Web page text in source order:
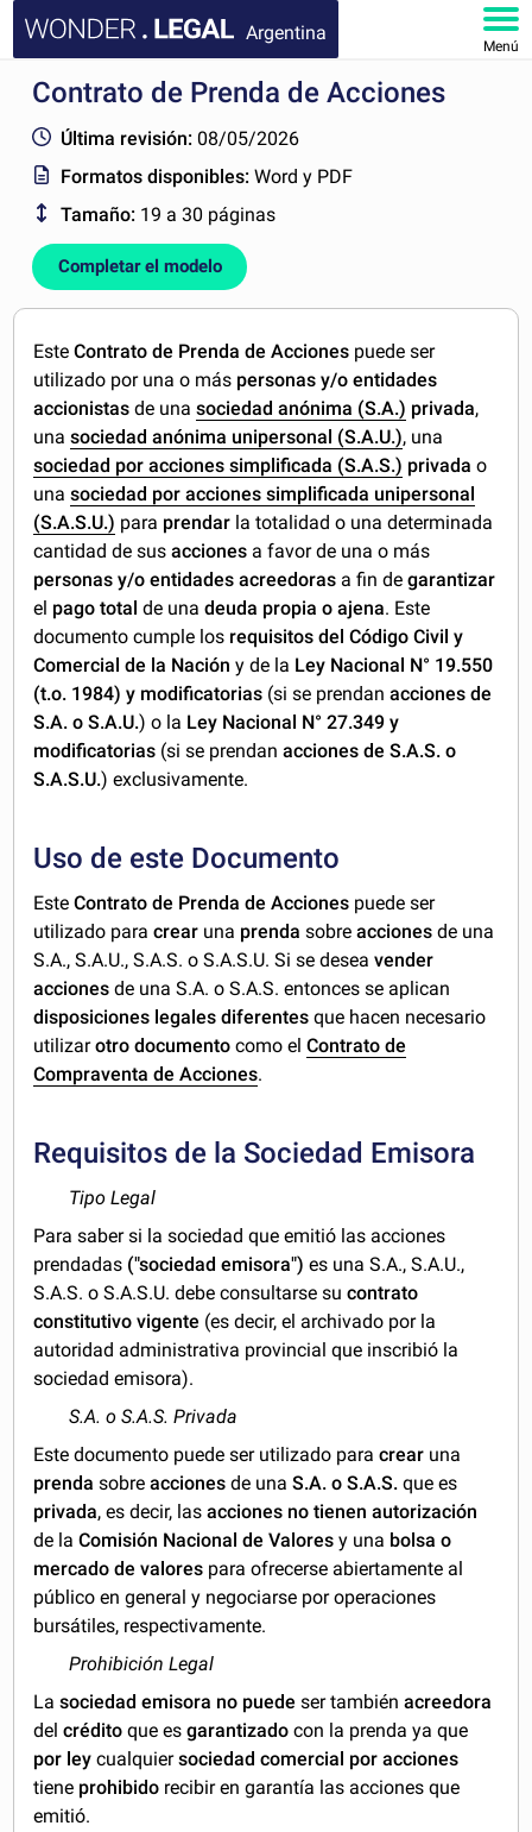
Argentina
Menú
INICIO
DOCUMENTOS
FAQ
MI CUENTA
Contrato de Prenda de Acciones
Última revisión: 08/05/2026
Formatos disponibles:Word y PDF
Tamaño: 19 a 30 páginas
Completar el modelo
Este Contrato de Prenda de Acciones puede ser
utilizado por una o más personas y/o entidades
accionistas de unasociedad anónima (S.A.) privada,
unasociedad anónima unipersonal (S.A.U.), una
sociedad por acciones simplificada (S.A.S.) privada o
unasociedad por acciones simplificada unipersonal
(S.A.S.U.) para prendar la totalidad o una determinada
cantidad de susacciones a favor de una o más
personas y/o entidades acreedoras a fin degarantizar
el pago total de una deuda propia o ajena. Este
documento cumple los requisitos del Código Civil y
Comercial de la Nación y de la Ley Nacional N° 19.550
(t.o. 1984) y modificatorias (si se prendanacciones de
S.A. o S.A.U.) o la Ley Nacional N° 27.349 y
modificatorias (si se prendanacciones de S.A.S. o
S.A.S.U.) exclusivamente.
Uso de este Documento
EsteContrato de Prenda de Acciones puede ser
utilizado paracrear una prenda sobreacciones de una
S.A., S.A.U., S.A.S. o S.A.S.U. Si se deseavender
acciones de una S.A. o S.A.S. entonces se aplican
disposiciones legales diferentes que hacen necesario
utilizarotro documento como elContrato de
Compraventa de Acciones.
Requisitos de la Sociedad Emisora
Tipo Legal
Para saber si la sociedad que emitió las acciones
prendadas ("sociedad emisora") es una S.A., S.A.U.,
S.A.S. o S.A.S.U. debe consultarse sucontrato
constitutivo vigente (es decir, el archivado por la
autoridad administrativa provincial que inscribió la
sociedad emisora).
S.A. o S.A.S. Privada
Este documento puede ser utilizado paracrear una
prenda sobreacciones de unaS.A. o S.A.S. que es
privada, es decir, lasacciones no tienen autorización
de laComisión Nacional de Valores y una bolsa o
mercado de valores para ofrecerse abiertamente al
público en general y negociarse por operaciones
bursátiles, respectivamente.
Prohibición Legal
Lasociedad emisora no puede ser tambiénacreedora
delcrédito que esgarantizado con la prenda ya que
por ley cualquiersociedad comercial por acciones
tiene prohibido recibir en garantía las acciones que
emitió.